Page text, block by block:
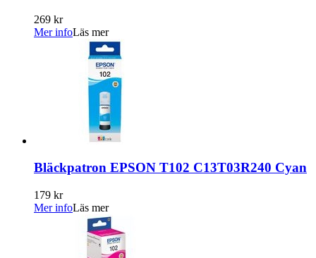
269 kr
Mer infoLäs mer
Bläckpatron EPSON T102 C13T03R240 Cyan
179 kr
Mer infoLäs mer